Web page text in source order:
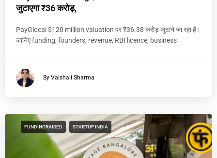
जुटाएगा ₹36 करोड़,
PayGlocal $120 million valuation पर ₹36.38 करोड़ जुटाने जा रहा है।
जानिए funding, founders, revenue, RBI licence, business
By Vaishali Sharma
FUNDINGRAISED STARTUP INDIA